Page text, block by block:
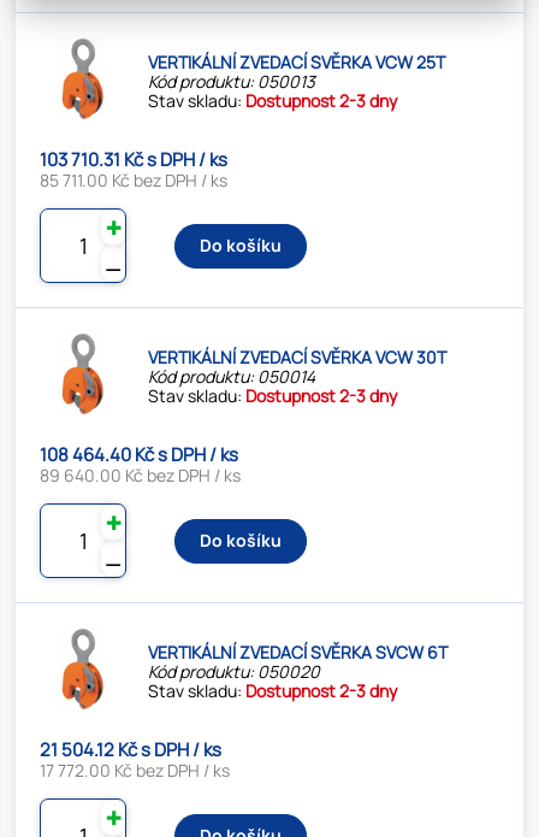
VERTIKÁLNÍ ZVEDACÍ SVĚRKA VCW 25T
Kód produktu: 050013
Stav skladu: Dostupnost 2-3 dny
103 710.31 Kč s DPH / ks
85 711.00 Kč bez DPH / ks
⚊
✚
Do košíku
VERTIKÁLNÍ ZVEDACÍ SVĚRKA VCW 30T
Kód produktu: 050014
Stav skladu: Dostupnost 2-3 dny
108 464.40 Kč s DPH / ks
89 640.00 Kč bez DPH / ks
⚊
✚
Do košíku
VERTIKÁLNÍ ZVEDACÍ SVĚRKA SVCW 6T
Kód produktu: 050020
Stav skladu: Dostupnost 2-3 dny
21 504.12 Kč s DPH / ks
17 772.00 Kč bez DPH / ks
✚